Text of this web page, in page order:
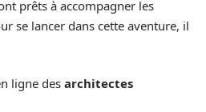
prêts à accompagner les
se lancer dans cette aventure, il
ligne des architectes